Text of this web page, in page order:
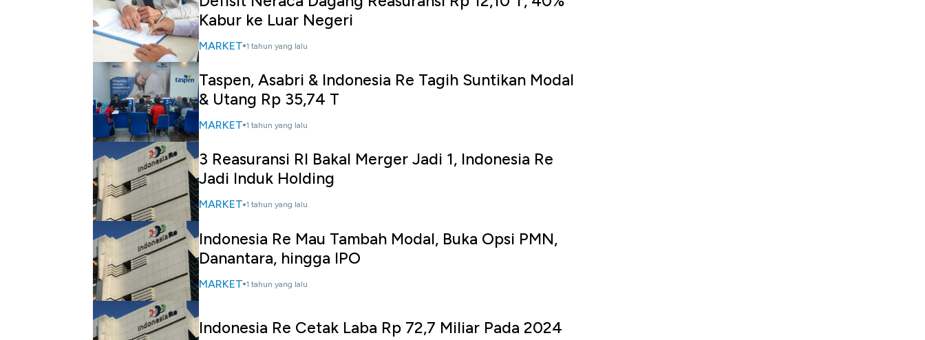
Kabur ke Luar Negeri
MARKET 1 tahun yang lalu
Taspen, Asabri & Indonesia Re Tagih Suntikan Modal
& Utang Rp 35,74 T
MARKET 1 tahun yang lalu
3 Reasuransi RI Bakal Merger Jadi 1, Indonesia Re
Jadi Induk Holding
MARKET 1 tahun yang lalu
Indonesia Re Mau Tambah Modal, Buka Opsi PMN,
Danantara, hingga IPO
MARKET 1 tahun yang lalu
Indonesia Re Cetak Laba Rp 72,7 Miliar Pada 2024